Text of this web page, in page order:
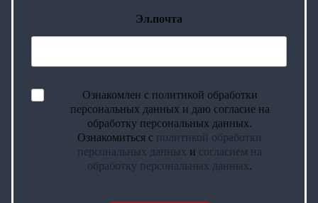
Эл.почта
Ознакомлен с политикой обработки
персональных данных и даю согласие на
обработку персональных данных.
Ознакомиться с политикой обработки
персональных данных и согласием на
обработку персональных данных.